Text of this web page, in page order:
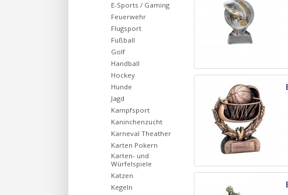
E-Sports / Gaming
Feuerwehr
Flugsport
Fußball
Golf
Handball
Hockey
Hunde
Jagd
Kampfsport
Kaninchenzucht
Karneval Theather
Karten Pokern
Karten- und
Würfelspiele
Katzen
Kegeln